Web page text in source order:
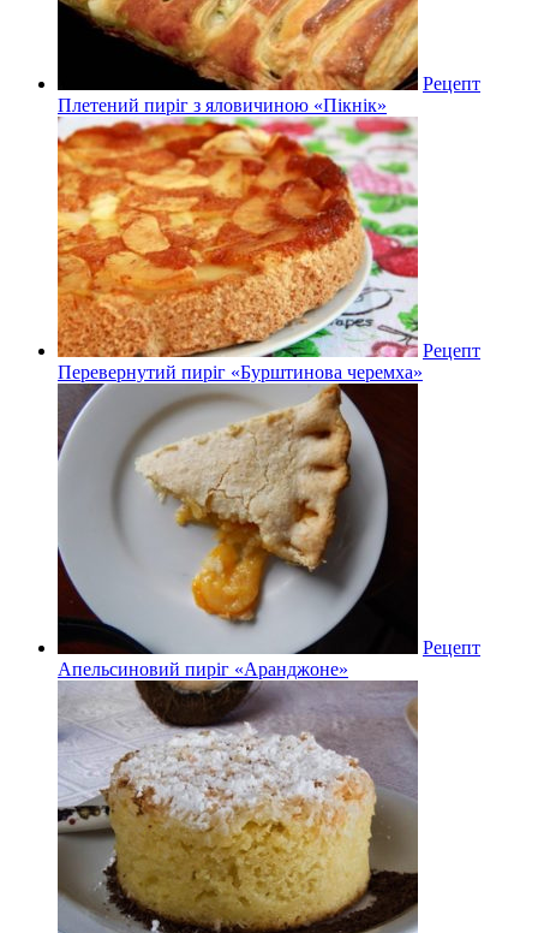
Рецепт
Плетений пиріг з яловичиною «Пікнік»
Рецепт
Перевернутий пиріг «Бурштинова черемха»
Рецепт
Апельсиновий пиріг «Аранджоне»